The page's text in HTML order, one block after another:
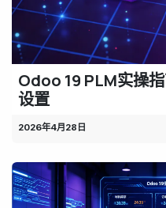
Odoo 19 PLM实操
设置
2026年4月28日